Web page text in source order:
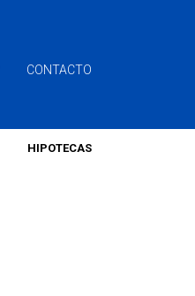
CONTACTO
HIPOTECAS